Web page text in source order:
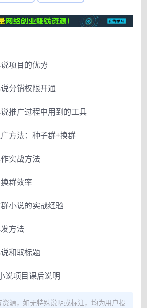
项目的优势
分销权限开通
推广过程中用到的工具
方法：种子群+换群
实战方法
群效率
小说的实战经验
方法
和取标题
说项目课后说明
资源，如无特殊说明或标注，均为用户投